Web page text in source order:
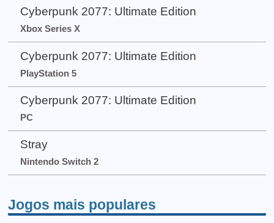
Cyberpunk 2077: Ultimate Edition
Xbox Series X
Cyberpunk 2077: Ultimate Edition
PlayStation 5
Cyberpunk 2077: Ultimate Edition
PC
Stray
Nintendo Switch 2
Jogos mais populares